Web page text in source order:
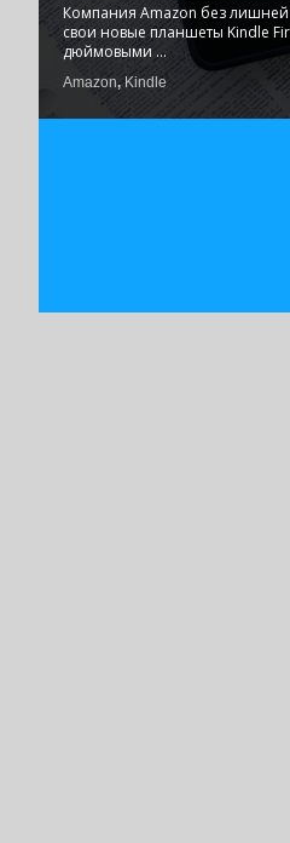
Компания Amazon без
свои новые планшеты Kindle
дюймовыми ...
Amazon, Kindle